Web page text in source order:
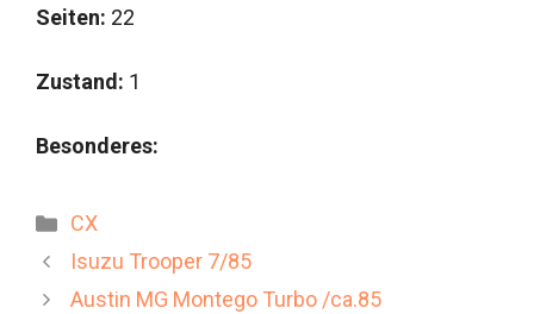
Seiten: 22
Zustand: 1
Besonderes:
Kategorien
CX
Isuzu Trooper 7/85
Austin MG Montego Turbo /ca.85